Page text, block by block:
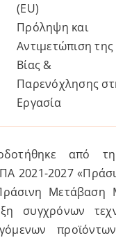
(ΕU)
Πρόληψη και
Αντιμετώπιση της
Βίας &
Παρενόχλησης
Εργασία
από
2021-2027
Μετάβαση
συγχρόνων